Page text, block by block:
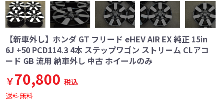
【新車外し】ホンダ GT フリード eHEV AIR EX 純正 15in
6J +50 PCD114.3 4本 ステップワゴン ストリーム CLアコ
ード GB 流用 納車外し 中古 ホイールのみ
￥70,800 税込
送料無料